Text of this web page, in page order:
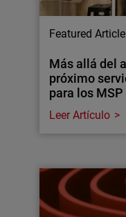
Featured Article
Más allá del
próximo
para los MSP
Leer Artículo